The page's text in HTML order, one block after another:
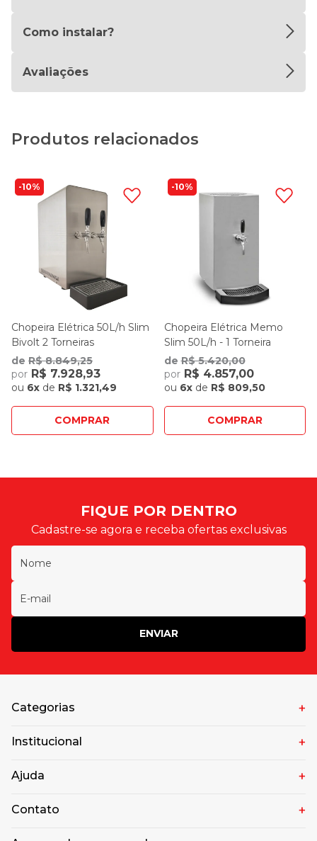
Como instalar?
Avaliações
Produtos relacionados
10%
Chopeira Elétrica 50L/h Slim
Bivolt 2 Torneiras
de R$ 8.849,25
por R$ 7.928,93
ou 6x de R$ 1.321,49
COMPRAR
10%
Chopeira Elétrica Memo
Slim 50L/h - 1 Torneira
deR$ 5.420,00
porR$ 4.857,00
ou 6xde R$ 809,50
COMPRAR
FIQUE POR DENTRO
Cadastre-se agora e receba ofertas exclusivas
ENVIAR
Categorias
Institucional
Ajuda
Contato